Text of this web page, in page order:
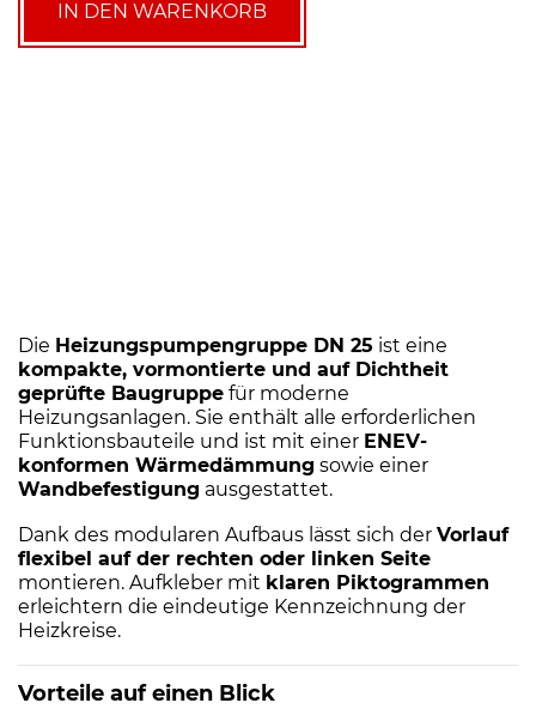
DN25
IN DEN WARENKORB
Die Heizungspumpengruppe DN 25 ist eine
kompakte, vormontierte und auf Dichtheit
geprüfte Baugruppe für moderne
Heizungsanlagen. Sie enthält alle erforderlichen
Funktionsbauteile und ist mit einer ENEV-
konformen Wärmedämmung sowie einer
Wandbefestigung ausgestattet.
Dank des modularen Aufbaus lässt sich der Vorlauf
flexibel auf der rechten oder linken Seite
montieren. Aufkleber mit klaren Piktogrammen
erleichtern die eindeutige Kennzeichnung der
Heizkreise.
Vorteile auf einen Blick